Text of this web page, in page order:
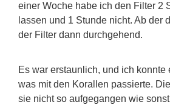
einer Woche habe ich den Filter 2
lassen und 1 Stunde nicht. Ab der
der Filter dann durchgehend.
Es war erstaunlich, und ich konnte
was mit den Korallen passierte.
sie nicht so aufgegangen wie